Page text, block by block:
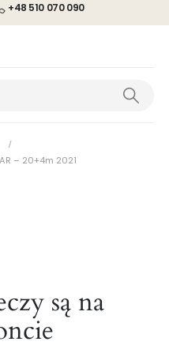
+48 510 070 090
– 20+4m 2021
są na